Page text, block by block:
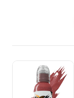
Количество